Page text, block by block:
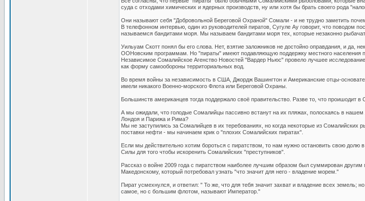
суда с отходами химических и ядерных производств, ну или хотя бы брать своего рода
Они называют себя "Добровольной Береговой Охраной" Сомали - и не трудно заметить
В телефонном интервью, один из руководителей пиратов, Сугуле Ау говорит, что поводом
называемся бандитами моря. Мы называем бандитами моря тех, которые незаконно
Уильуам Скотт понял бы его слова. Нет, взятие заложников не достойно оправдания, и да,
ООНовским программам. Но "пираты" имеют подавляющую поддержку местного населения
Независимое Сомалийское Агенство Новостей "Вардер Ньюс" провело лучшее
как форму самообороны территориальных вод.
Во время войны за независимость в США, Джордж Вашингтон и Американские отцы-
имели никакого Военно-морского Флота или Береговой Охраны.
Большинств американцев тогда поддержало своё правительство. Разве то, что проишодит в
А мы ожидали, что голодые Сомалийцы пассивно встанут на их пляжах, полоскаясь в
Лондоя и Парижа и Рима?
Мы не заступились за Сомалийцев в их теребованиях, но когда некоторые из
поставки нефти - мы начинаем крик о "плохих Сомалийских пиратах".
Если мы действительно хотим бороться с пиратством, то нам нужно остановить свою
Силы для того чтобы искоренить Сомалийских "преступников".
Рассказ о войне 2009 года с пиратством наиболее лучшим образом был суммирован
Македонскому, который потребовал узнать "что значит для него - владение морем."
Пират усмехнулся, и ответил: " То же, что для тебя значит захват и владение всех
самое, но с большим флотом, называют Император."